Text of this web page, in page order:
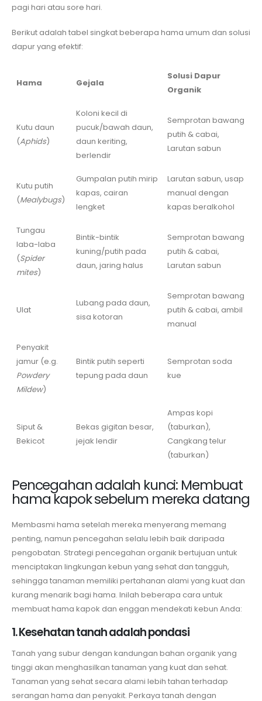
pagi hari atau sore hari.
Berikut adalah tabel singkat beberapa hama umum dan solusi
dapur yang efektif:
Hama Gejala
Solusi Dapur
Organik
Kutu daun
(Aphids)
Koloni kecil di
pucuk/bawah daun,
daun keriting,
berlendir
Semprotan bawang
putih & cabai,
Larutan sabun
Kutu putih
(Mealybugs)
Gumpalan putih mirip
kapas, cairan
lengket
Larutan sabun, usap
manual dengan
kapas beralkohol
Tungau
laba-laba
(Spider
mites)
Bintik-bintik
kuning/putih pada
daun, jaring halus
Semprotan bawang
putih & cabai,
Larutan sabun
Ulat
Lubang pada daun,
sisa kotoran
Semprotan bawang
putih & cabai, ambil
manual
Penyakit
jamur (e.g.
Powdery
Mildew)
Bintik putih seperti
tepung pada daun
Semprotan soda
kue
Siput &
Bekicot
Bekas gigitan besar,
jejak lendir
Ampas kopi
(taburkan),
Cangkang telur
(taburkan)
Pencegahan adalah kunci: Membuat
hama kapok sebelum mereka datang
Membasmi hama setelah mereka menyerang memang
penting, namun pencegahan selalu lebih baik daripada
pengobatan. Strategi pencegahan organik bertujuan untuk
menciptakan lingkungan kebun yang sehat dan tangguh,
sehingga tanaman memiliki pertahanan alami yang kuat dan
kurang menarik bagi hama. Inilah beberapa cara untuk
membuat hama kapok dan enggan mendekati kebun Anda:
1. Kesehatan tanah adalah pondasi
Tanah yang subur dengan kandungan bahan organik yang
tinggi akan menghasilkan tanaman yang kuat dan sehat.
Tanaman yang sehat secara alami lebih tahan terhadap
serangan hama dan penyakit. Perkaya tanah dengan